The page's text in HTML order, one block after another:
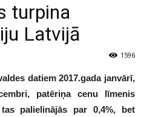
turpina
Latvijā
1596
datiem 2017.gada janvārī,
patēriņa cenu līmenis
palielinājās par 0,4%, bet